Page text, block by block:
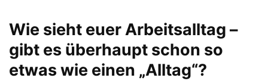
Wie sieht euer Arbeitsalltag –
gibt es überhaupt schon so
etwas wie einen „Alltag“?